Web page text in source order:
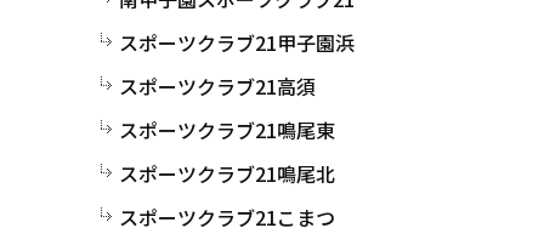
スポーツクラブ21甲子園浜
スポーツクラブ21高須
スポーツクラブ21鳴尾東
スポーツクラブ21鳴尾北
スポーツクラブ21こまつ